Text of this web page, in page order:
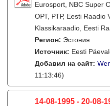
Eurosport, NBC Super
ОРТ, РТР, Eesti Raadio
Klassikaraadio, Eesti
Регион: Эстония
Источник: Eesti
Добавил на сайт:
11:13:46)
14-08-1995 - 20-08-